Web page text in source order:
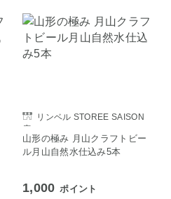
リンベル STOREE SAISON
店
山形の極み 月山クラフトビー
ル月山自然水仕込み5本
1,000 ポイント